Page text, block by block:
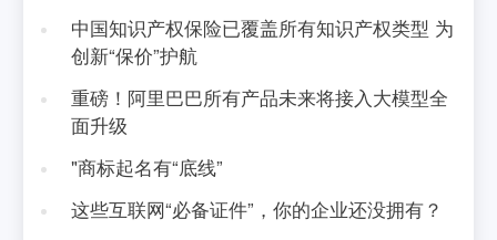
中国知识产权保险已覆盖所有知识产权类型 为
创新“保价”护航
重磅！阿里巴巴所有产品未来将接入大模型全
面升级
"商标起名有“底线”
这些互联网“必备证件”，你的企业还没拥有？